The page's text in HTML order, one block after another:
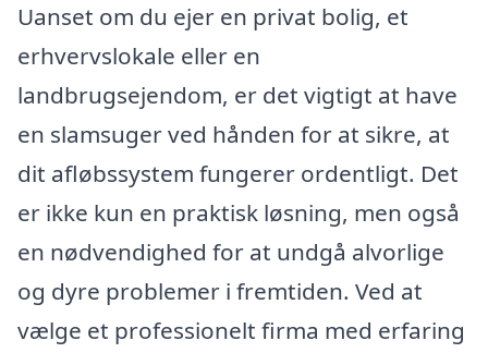
Uanset om du ejer en privat bolig, et
erhvervslokale eller en
landbrugsejendom, er det vigtigt at have
en slamsuger ved hånden for at sikre, at
dit afløbssystem fungerer ordentligt. Det
er ikke kun en praktisk løsning, men også
en nødvendighed for at undgå alvorlige
og dyre problemer i fremtiden. Ved at
vælge et professionelt firma med erfaring